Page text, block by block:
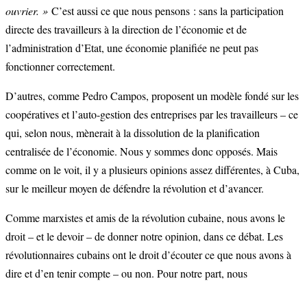
ouvrier. » C’est aussi ce que nous pensons : sans la participation
directe des travailleurs à la direction de l’économie et de
l’administration d’Etat, une économie planifiée ne peut pas
fonctionner correctement.
D’autres, comme Pedro Campos, proposent un modèle fondé sur les
coopératives et l’auto-gestion des entreprises par les travailleurs – ce
qui, selon nous, mènerait à la dissolution de la planification
centralisée de l’économie. Nous y sommes donc opposés. Mais
comme on le voit, il y a plusieurs opinions assez différentes, à Cuba,
sur le meilleur moyen de défendre la révolution et d’avancer.
Comme marxistes et amis de la révolution cubaine, nous avons le
droit – et le devoir – de donner notre opinion, dans ce débat. Les
révolutionnaires cubains ont le droit d’écouter ce que nous avons à
dire et d’en tenir compte – ou non. Pour notre part, nous